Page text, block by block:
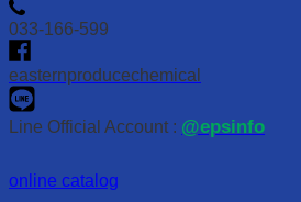
033-166-599
easternproducechemical
Line Official Account : @epsinfo
online catalog